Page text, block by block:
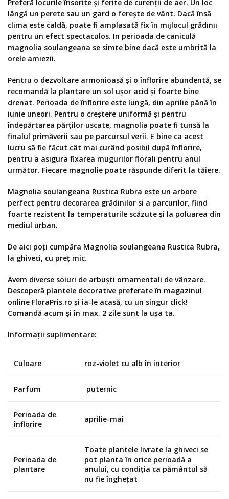
Preferă locurile însorite și ferite de curenții de aer. Un loc
lângă un perete sau un gard o ferește de vânt. Dacă însă
clima este caldă, poate fi amplasată fix în mijlocul grădinii
pentru un efect spectaculos. In perioada de caniculă
magnolia soulangeana se simte bine dacă este umbrită la
orele amiezii.
Pentru o dezvoltare armonioasă și o înflorire abundentă, se
recomandă la plantare un sol ușor acid și foarte bine
drenat. Perioada de înflorire este lungă, din aprilie până în
iunie uneori. Pentru o creștere uniformă și pentru
îndepărtarea părților uscate, magnolia poate fi tunsă la
finalul primăverii sau pe parcursul verii. E bine ca acest
lucru să fie făcut cât mai curând posibil după înflorire,
pentru a asigura fixarea mugurilor florali pentru anul
următor. Fiecare magnolie poate răspunde diferit la tăiere.
Magnolia soulangeana Rustica Rubra este un arbore
perfect pentru decorarea grădinilor si a parcurilor, fiind
foarte rezistent la temperaturile scăzute și la poluarea din
mediul urban.
De aici poți cumpăra Magnolia soulangeana Rustica Rubra,
la ghiveci, cu preț mic.
Avem diverse soiuri de arbuști ornamentali de vânzare.
Descoperă plantele decorative preferate în magazinul
online FloraPris.ro și ia-le acasă, cu un singur click!
Comandă acum și în max. 2 zile sunt la ușa ta.
Informații suplimentare:
Culoare roz-violet cu alb în interior
Parfum puternic
Perioada de
înflorire
aprilie-mai
Perioada de
plantare
Toate plantele livrate la ghiveci se
pot planta în orice perioadă a
anului, cu condiția ca pământul să
nu fie înghețat